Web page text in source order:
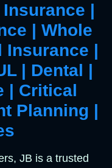
|
| Whole
|
| Dental |
| Critical
Planning |
JB is a trusted